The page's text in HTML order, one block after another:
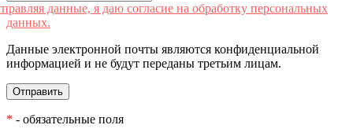
данные, я даю согласие на обработку персональных
данных.
Данные электронной почты являются конфиденциальной
информацией и не будут переданы третьим лицам.
* - обязательные поля